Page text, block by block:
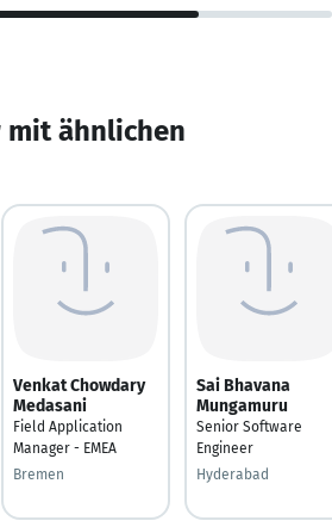
mit ähnlichen
Venkat Chowdary
Medasani
Field Application
Manager - EMEA
Bremen
Sai Bhavana
Mungamuru
Senior Software
Engineer
Hyderabad